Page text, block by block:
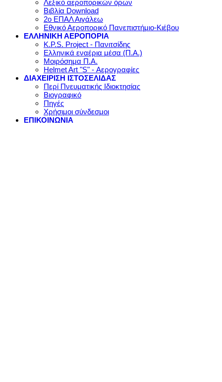
Λεξικό αεροπορικών όρων
Βιβλία Download
2ο ΕΠΑΛ Αιγάλεω
Εθνικό Αεροπορικό Πανεπιστήμιο-Κιέβου
ΕΛΛΗΝΙΚΗ ΑΕΡΟΠΟΡΙΑ
K.P.S. Project - Πανιτσίδης
Ελληνικά εναέρια μέσα (Π.Α.)
Μοιρόσημα Π.Α.
Helmet Art "S" - Αερογραφίες
ΔΙΑΧΕΙΡΙΣΗ ΙΣΤΟΣΕΛΙΔΑΣ
Περί Πνευματικής Ιδιοκτησίας
Βιογραφικό
Πηγές
Χρήσιμοι σύνδεσμοι
ΕΠΙΚΟΙΝΩΝΙΑ